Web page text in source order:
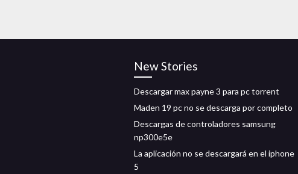
New Stories
Descargar max payne 3 para pc torrent
Maden 19 pc no se descarga por completo
Descargas de controladores samsung
np300e5e
La aplicación no se descargará en el iphone
5